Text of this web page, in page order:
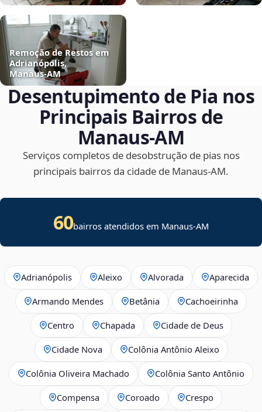
Remoção de Restos em
Adrianópolis,
Manaus‑AM
Desentupimento de Pia nos
Principais Bairros de
Manaus‑AM
Serviços completos de desobstrução de pias nos
principais bairros da cidade de Manaus‑AM.
60bairros atendidos em Manaus-AM
Adrianópolis Aleixo Alvorada Aparecida
Armando Mendes Betânia Cachoeirinha
Centro Chapada Cidade de Deus
Cidade Nova Colônia Antônio Aleixo
Colônia Oliveira Machado Colônia Santo Antônio
Compensa Coroado Crespo